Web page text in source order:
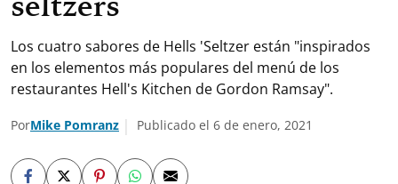
Los cuatro sabores de Hells 'Seltzer están "inspirados
en los elementos más populares del menú de los
restaurantes Hell's Kitchen de Gordon Ramsay".
PorMike Pomranz Publicado el 6 de enero, 2021